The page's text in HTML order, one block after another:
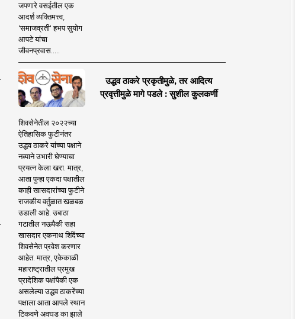
जपणारे वसईतील एक
आदर्श व्यक्तिमत्त्व,
'समाजव्रती' हभप सुयोग
आपटे यांचा
जीवनप्रवास.....
उद्धव ठाकरे प्रकृतीमुळे, तर आदित्य
प्रवृत्तीमुळे मागे पडले : सुशील कुलकर्णी
शिवसेनेतील २०२२च्या
ऐतिहासिक फुटीनंतर
उद्धव ठाकरे यांच्या पक्षाने
नव्याने उभारी घेण्याचा
प्रयत्न केला खरा. मात्र,
आता पुन्हा एकदा पक्षातील
काही खासदारांच्या फुटीने
राजकीय वर्तुळात खळबळ
उडाली आहे. उबाठा
गटातील नऊपैकी सहा
खासदार एकनाथ शिंदेंच्या
शिवसेनेत प्रवेश करणार
आहेत. मात्र, एकेकाळी
महाराष्ट्रातील प्रमुख
प्रादेशिक पक्षांपैकी एक
असलेल्या उद्धव ठाकरेंच्या
पक्षाला आता आपले स्थान
टिकवणे अवघड का झाले